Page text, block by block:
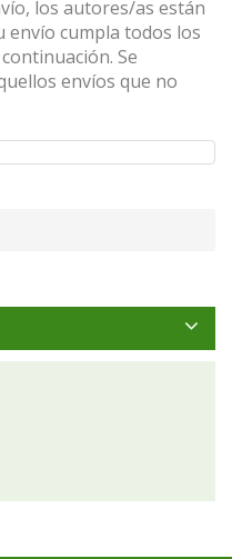
los autores/as están
envío cumpla todos los
Se
envíos que no